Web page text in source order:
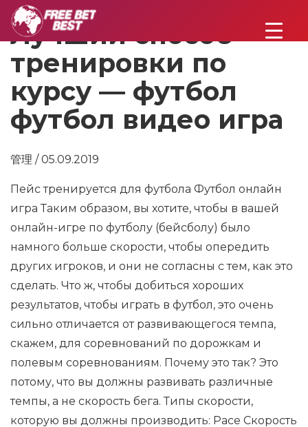
Лучший способ
тренировки по
курсу — футбол
футбол видео игра
管理 / 05.09.2019
Пейс тренируется для футбола Футбол онлайн
игра Таким образом, вы хотите, чтобы в вашей
онлайн-игре по футболу (бейсболу) было
намного больше скорости, чтобы опередить
других игроков, и они не согласны с тем, как это
сделать. Что ж, чтобы добиться хороших
результатов, чтобы играть в футбол, это очень
сильно отличается от развивающегося темпа,
скажем, для соревнований по дорожкам и
полевым соревнованиям. Почему это так? Это
потому, что вы должны развивать различные
темпы, а не скорость бега. Типы скорости,
которую вы должны производить: Pace Скорость